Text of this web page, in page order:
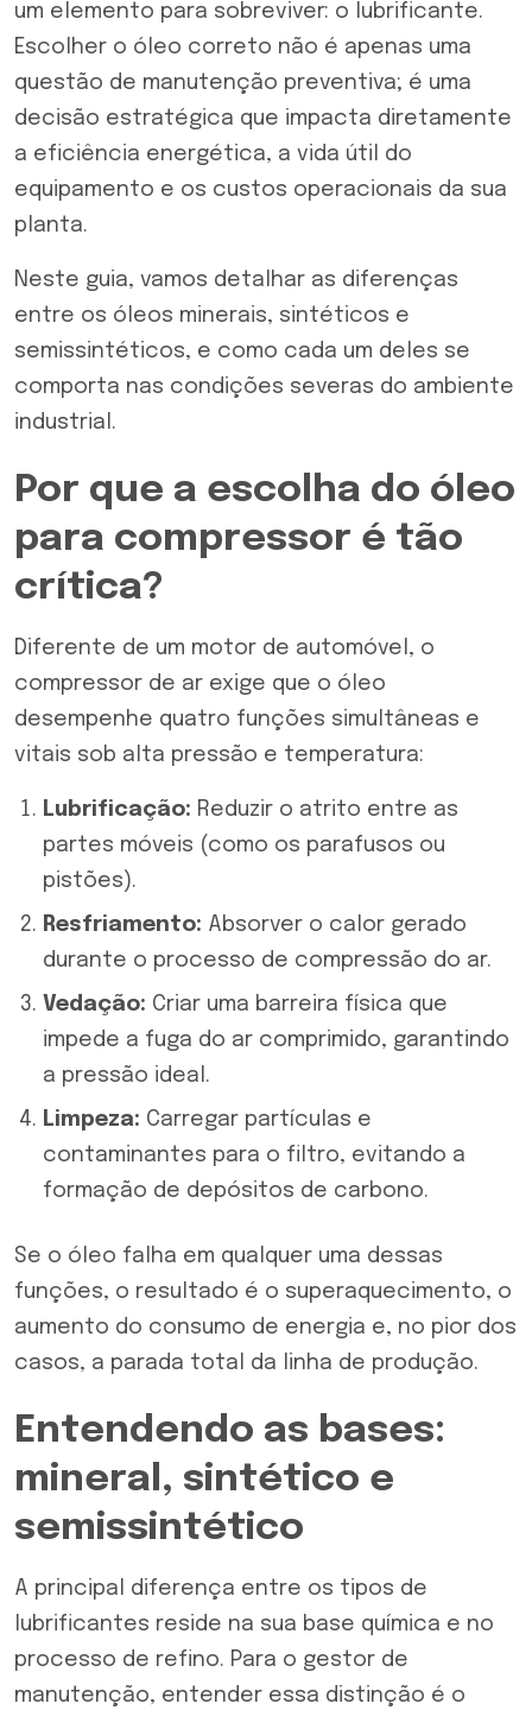
um elemento para sobreviver: o lubrificante.
Escolher o óleo correto não é apenas uma
questão de manutenção preventiva; é uma
decisão estratégica que impacta diretamente
a eficiência energética, a vida útil do
equipamento e os custos operacionais da sua
planta.
Neste guia, vamos detalhar as diferenças
entre os óleos minerais, sintéticos e
semissintéticos, e como cada um deles se
comporta nas condições severas do ambiente
industrial.
Por que a escolha do óleo
para compressor é tão
crítica?
Diferente de um motor de automóvel, o
compressor de ar exige que o óleo
desempenhe quatro funções simultâneas e
vitais sob alta pressão e temperatura:
Lubrificação: Reduzir o atrito entre as
partes móveis (como os parafusos ou
pistões).
Resfriamento: Absorver o calor gerado
durante o processo de compressão do ar.
Vedação: Criar uma barreira física que
impede a fuga do ar comprimido, garantindo
a pressão ideal.
Limpeza: Carregar partículas e
contaminantes para o filtro, evitando a
formação de depósitos de carbono.
Se o óleo falha em qualquer uma dessas
funções, o resultado é o superaquecimento, o
aumento do consumo de energia e, no pior dos
casos, a parada total da linha de produção.
Entendendo as bases:
mineral, sintético e
semissintético
A principal diferença entre os tipos de
lubrificantes reside na sua base química e no
processo de refino. Para o gestor de
manutenção, entender essa distinção é o